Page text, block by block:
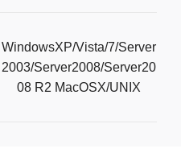
WindowsXP/Vista/7/Server
2003/Server2008/Server20
08 R2 MacOSX/UNIX